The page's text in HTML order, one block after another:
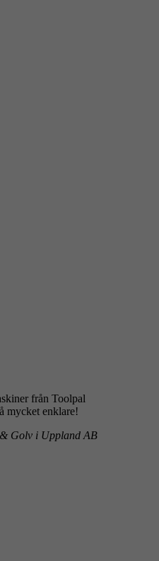
från Toolpal
mycket enklare!
Golv i Uppland AB